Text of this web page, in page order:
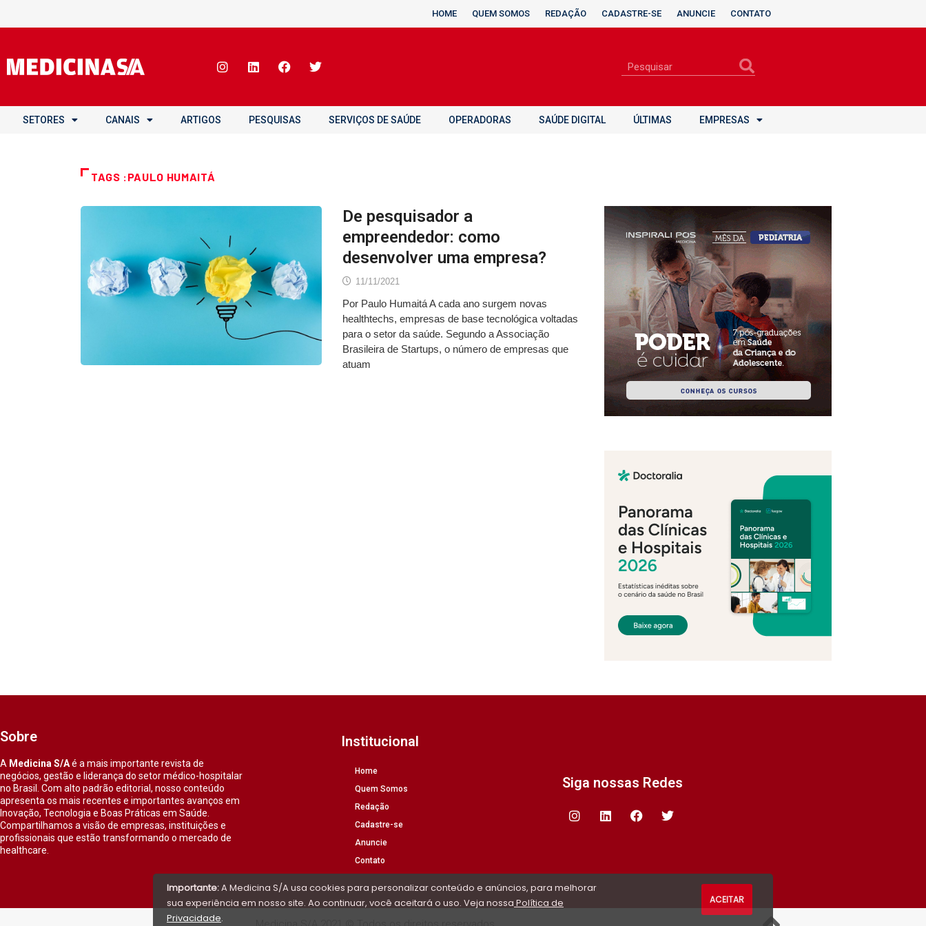
HOME QUEM SOMOS REDAÇÃO CADASTRE-SE ANUNCIE CONTATO
SETORES CANAIS ARTIGOS PESQUISAS SERVIÇOS DE SAÚDE OPERADORAS SAÚDE DIGITAL ÚLTIMAS EMPRESAS
TAGS :PAULO HUMAITÁ
De pesquisador a
empreendedor: como
desenvolver uma empresa?
11/11/2021
Por Paulo Humaitá A cada ano surgem novas
healthtechs, empresas de base tecnológica voltadas
para o setor da saúde. Segundo a Associação
Brasileira de Startups, o número de empresas que
atuam
Sobre
A Medicina S/Aé a mais importante revista de
negócios, gestão e liderança do setor médico-hospitalar
no Brasil. Com alto padrão editorial, nosso conteúdo
apresenta os mais recentes e importantes avanços em
Inovação, Tecnologia e Boas Práticas em Saúde.
Compartilhamos a visão de empresas, instituições e
profissionais que estão transformando o mercado de
healthcare.
Institucional
Home
Quem Somos
Redação
Cadastre-se
Anuncie
Contato
Siga nossas Redes
Importante:A Medicina S/A usa cookies para personalizar conteúdo e anúncios, para melhorar
sua experiência em nosso site. Ao continuar, você aceitará o uso. Veja nossa Política de
Privacidade.
ACEITAR